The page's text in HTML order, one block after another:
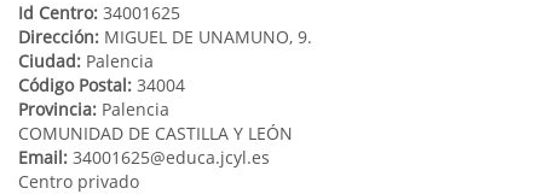
Id Centro: 34001625
Dirección: MIGUEL DE UNAMUNO, 9.
Ciudad: Palencia
Código Postal: 34004
Provincia: Palencia
COMUNIDAD DE CASTILLA Y LEÓN
Email: 34001625@educa.jcyl.es
Centro privado